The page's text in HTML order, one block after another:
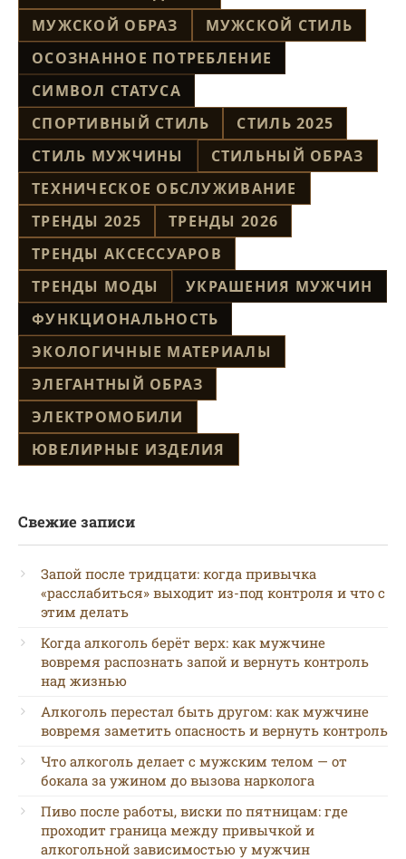
МУЖСКОЙ ОБРАЗ
МУЖСКОЙ СТИЛЬ
ОСОЗНАННОЕ ПОТРЕБЛЕНИЕ
СИМВОЛ СТАТУСА
СПОРТИВНЫЙ СТИЛЬ
СТИЛЬ 2025
СТИЛЬ МУЖЧИНЫ
СТИЛЬНЫЙ ОБРАЗ
ТЕХНИЧЕСКОЕ ОБСЛУЖИВАНИЕ
ТРЕНДЫ 2025
ТРЕНДЫ 2026
ТРЕНДЫ АКСЕССУАРОВ
ТРЕНДЫ МОДЫ
УКРАШЕНИЯ МУЖЧИН
ФУНКЦИОНАЛЬНОСТЬ
ЭКОЛОГИЧНЫЕ МАТЕРИАЛЫ
ЭЛЕГАНТНЫЙ ОБРАЗ
ЭЛЕКТРОМОБИЛИ
ЮВЕЛИРНЫЕ ИЗДЕЛИЯ
Свежие записи
Запой после тридцати: когда привычка
«расслабиться» выходит из-под контроля и что с
этим делать
Когда алкоголь берёт верх: как мужчине
вовремя распознать запой и вернуть контроль
над жизнью
Алкоголь перестал быть другом: как мужчине
вовремя заметить опасность и вернуть контроль
Что алкоголь делает с мужским телом — от
бокала за ужином до вызова нарколога
Пиво после работы, виски по пятницам: где
проходит граница между привычкой и
алкогольной зависимостью у мужчин